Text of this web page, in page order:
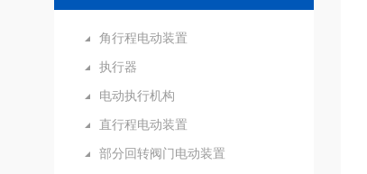
角行程电动装置
执行器
电动执行机构
直行程电动装置
部分回转阀门电动装置